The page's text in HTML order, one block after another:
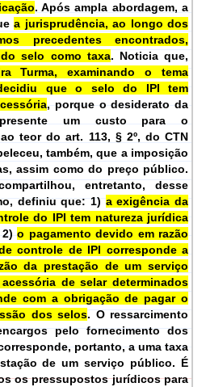
. Após ampla abordagem, a
a jurisprudência, ao longo dos
precedentes encontrados,
selo como taxa. Noticia que,
Turma, examinando o tema
que o selo do IPI tem
, porque o desiderato da
um custo para o
teor do art. 113, § 2º, do CTN
também, que a imposição
assim como do preço público.
entretanto, desse
definiu que: 1) a exigência da
do IPI tem natureza jurídica
2)o pagamento devido em razão
controle de IPI corresponde a
da prestação de um serviço
de selar determinados
com a obrigação de pagar o
dos selos. O ressarcimento
pelo fornecimento dos
portanto, a uma taxa
de um serviço público. É
os pressupostos jurídicos para